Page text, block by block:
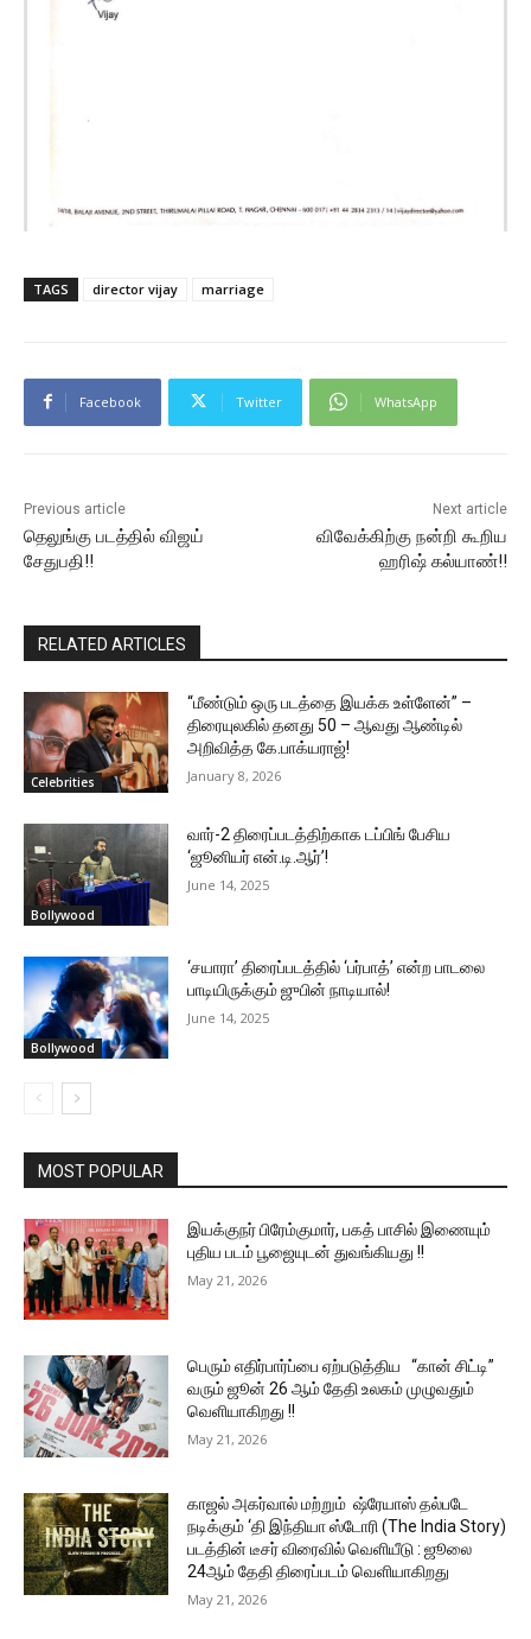
TAGS director vijay marriage
Facebook Twitter WhatsApp
Previous article
தெலுங்கு படத்தில் விஜய்
சேதுபதி!!
Next article
விவேக்கிற்கு நன்றி கூறிய
ஹரிஷ் கல்யாண்!!
RELATED ARTICLES
Celebrities
“மீண்டும் ஒரு படத்தை இயக்க உள்ளேன்” –
திரையுலகில் தனது 50 – ஆவது ஆண்டில்
அறிவித்த கே.பாக்யராஜ்!
January 8, 2026
Bollywood
வார்-2 திரைப்படத்திற்காக டப்பிங் பேசிய
‘ஜூனியர் என்.டி.ஆர்’!
June 14, 2025
Bollywood
‘சயாரா’ திரைப்படத்தில் ‘பர்பாத்’ என்ற பாடலை
பாடியிருக்கும் ஜுபின் நாடியால்!
June 14, 2025
MOST POPULAR
இயக்குநர் பிரேம்குமார், பகத் பாசில் இணையும்
புதிய படம் பூஜையுடன் துவங்கியது !!
May 21, 2026
பெரும் எதிர்பார்ப்பை ஏற்படுத்திய “கான் சிட்டி”
வரும் ஜூன் 26 ஆம் தேதி உலகம் முழுவதும்
வெளியாகிறது !!
May 21, 2026
காஜல் அகர்வால் மற்றும் ஷ்ரேயாஸ் தல்படே
நடிக்கும் ‘தி இந்தியா ஸ்டோரி (The India Story)
படத்தின் டீசர் விரைவில் வெளியீடு : ஜூலை
24ஆம் தேதி திரைப்படம் வெளியாகிறது
May 21, 2026